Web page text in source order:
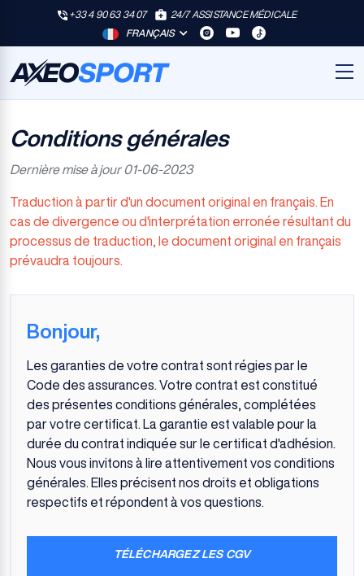
+33 4 90 63 34 07
24/7 ASSISTANCE MÉDICALE
FRANÇAIS
Conditions générales
Dernière mise à jour 01-06-2023
Traduction à partir d'un document original en français. En
cas de divergence ou d'interprétation erronée résultant du
processus de traduction, le document original en français
prévaudra toujours.
Bonjour,
Les garanties de votre contrat sont régies par le
Code des assurances. Votre contrat est constitué
des présentes conditions générales, complétées
par votre certificat. La garantie est valable pour la
durée du contrat indiquée sur le certificat d'adhésion.
Nous vous invitons à lire attentivement vos conditions
générales. Elles précisent nos droits et obligations
respectifs et répondent à vos questions.
TÉLÉCHARGEZ LES CGV